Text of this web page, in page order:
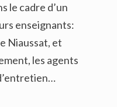
le cadre d’un
enseignants:
Niaussat, et
les agents